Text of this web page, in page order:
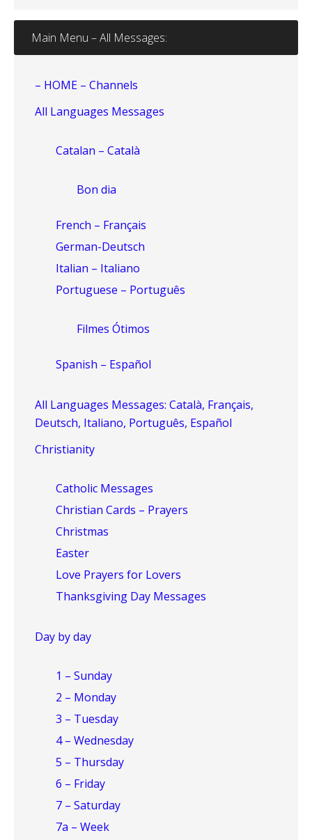
Main Menu – All Messages:
– HOME – Channels
All Languages Messages
Catalan – Català
Bon dia
French – Français
German-Deutsch
Italian – Italiano
Portuguese – Português
Filmes Ótimos
Spanish – Español
All Languages Messages: Català, Français,
Deutsch, Italiano, Português, Español
Christianity
Catholic Messages
Christian Cards – Prayers
Christmas
Easter
Love Prayers for Lovers
Thanksgiving Day Messages
Day by day
1 – Sunday
2 – Monday
3 – Tuesday
4 – Wednesday
5 – Thursday
6 – Friday
7 – Saturday
7a – Week